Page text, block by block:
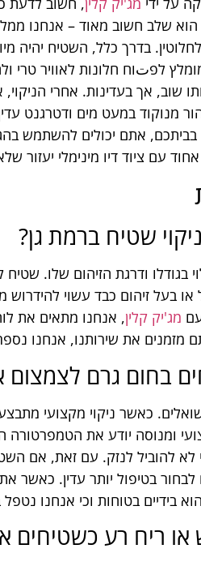
הוא שלב חשוב מאוד – אנחנו
לפتוח חלונות לאוויר
שוב, אך בעדינות. אחרי
מנוקוד במעט מים ודטרגנט
אתם יכולים להשתמש
אחוד עם ציוד דיו מינימלי
שטיח ברמת גן?
בגודלו ודרגת הזיהום שלו.
או בעל זיהום כבד עשוי
מג'יק קלין, אנחנו מתאים את
מזמנים את שירותנו, אנחנו
בחום גרם
כאשר ניקוי מקצועי
ומנוסה יודע את
להוביל לנזק. עם זאת, אם
לבחור בטיפול יותר עדין. כאשר
בידיים בטוחות וכי אנחנו
ריח רע כשטיחים